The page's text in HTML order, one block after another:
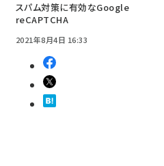
スパム対策に有効なGoogle
reCAPTCHA
2021年8月4日 16:33